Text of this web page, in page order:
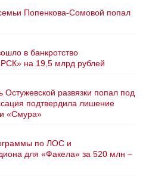
Попенкова-Сомовой попал
в банкротство
на 19,5 млрд рублей
Остужевской развязки попал под
подтвердила лишение
«Смура»
по ЛОС и
для «Факела» за 520 млн –